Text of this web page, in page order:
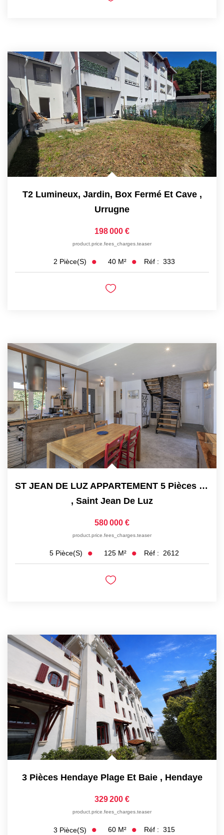
T2 Lumineux, Jardin, Box Fermé Et Cave ,
Urrugne
198 000 €
product.price.fees_charges.teaser
2 Pièce(s) 40 M² Réf : 333
ST JEAN DE LUZ APPARTEMENT 5 Pièces Dans Maison
, Saint Jean De Luz
580 000 €
product.price.fees_charges.teaser
5 Pièce(s) 125 M² Réf : 2612
3 Pièces Hendaye Plage Et Baie , Hendaye
329 200 €
product.price.fees_charges.teaser
3 Pièce(s) 60 M² Réf : 315